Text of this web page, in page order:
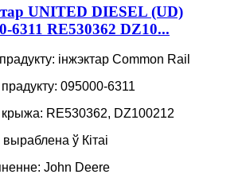
UNITED DIESEL (UD)
6311 RE530362 DZ10...
інжэктар Common Rail
095000-6311
RE530362, DZ100212
ў Кітаі
John Deere